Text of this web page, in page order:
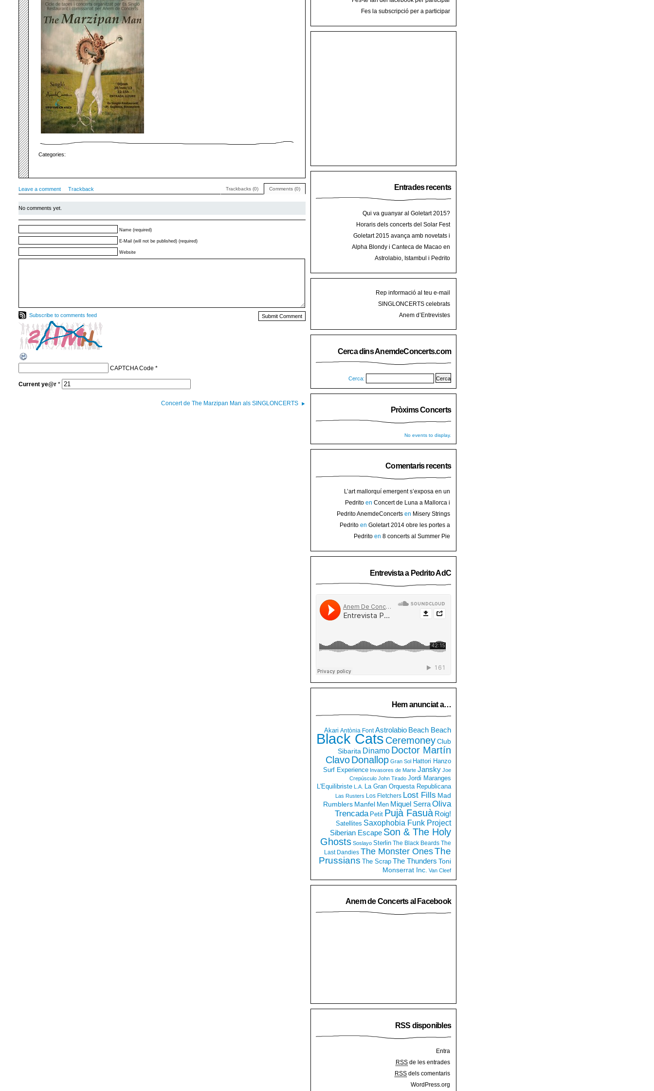
Categories:
Comments (0)
Trackbacks (0)
Leave a comment Trackback
No comments yet.
Name (required)
E-Mail (will not be published) (required)
Website
Subscribe to comments feed
CAPTCHA Code *
Current ye@r *
Concert de The Marzipan Man als SINGLONCERTS
Fes la subscripció per a participar
Entrades recents
Qui va guanyar al Goletart 2015?
Horaris dels concerts del Solar Fest
2015 a Mallorca
Goletart 2015 avança amb novetats i
encetarà la LI Festa des Vermar amb art
Alpha Blondy i Canteca de Macao en
concert al Mallorca Roots Festival
Astrolabio, Istambul i Pedrito
Rep informació al teu e-mail
SINGLONCERTS celebrats
Anem d’Entrevistes
Cerca dins AnemdeConcerts.com
Cerca:
Pròxims Concerts
No events to display.
Comentaris recents
L’art mallorquí emergent s’exposa en un
carrer de Binissalem ⋆ Noticias de hoy
en
Binissalem
Pedrito en Concert de Luna a Mallorca i
sorteig d’entrades
Pedrito AnemdeConcerts en Misery Strings
presenten nou disc al Teatre Mar i Terra de
Pedrito en Goletart 2014 obre les portes a
l’art de Binissalem
Pedrito en 8 concerts al Summer Pie
Entrevista a Pedrito AdC
Hem anunciat a…
Akari Antònia Font Astrolabio Beach Beach
Black Cats CeremoneyClub
Sibarita Dinamo Doctor Martín
ClavoDonallop Gran Sol Hattori Hanzo
Surf Experience Invasores de Marte Jansky Joe
Crepúsculo John Tirado Jordi Maranges
L'Equilibriste L.A. La Gran Orquesta Republicana
Las Rusters Los Fletchers Lost Fills Mad
Rumblers Manfel Men Miquel SerraOliva
Trencada Petit Pujà Fasuà Roig!
Satellites Saxophobia Funk Project
Siberian Escape Son & The Holy
Ghosts Soslayo Sterlin The Black Beards The
Last Dandies The Monster OnesThe
Prussians The Scrap The Thunders Toni
Monserrat Inc. Van Cleef
Anem de Concerts al Facebook
RSS disponibles
Entra
RSS de les entrades
RSS dels comentaris
WordPress.org